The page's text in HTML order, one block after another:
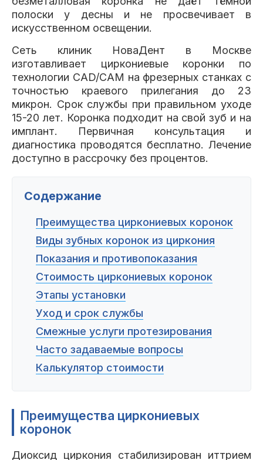
полоски у десны и не просвечивает в
искусственном освещении.
Сеть клиник НоваДент в Москве
изготавливает циркониевые коронки по
технологии CAD/CAM на фрезерных станках с
точностью краевого прилегания до 23
микрон. Срок службы при правильном уходе
15-20 лет. Коронка подходит на свой зуб и на
имплант. Первичная консультация и
диагностика проводятся бесплатно. Лечение
доступно в рассрочку без процентов.
Содержание
Преимущества циркониевых коронок
Виды зубных коронок из циркония
Показания и противопоказания
Стоимость циркониевых коронок
Этапы установки
Уход и срок службы
Смежные услуги протезирования
Часто задаваемые вопросы
Калькулятор стоимости
Преимущества циркониевых
коронок
Диоксид циркония стабилизирован иттрием